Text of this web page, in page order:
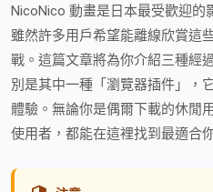
NicoNico 動畫是日本最受歡迎的
雖然許多用戶希望能離線欣賞這
戰。這篇文章將為你介紹三種經
別是其中一種「瀏覽器插件」，
體驗。無論你是偶爾下載的休閒
使用者，都能在這裡找到最適合